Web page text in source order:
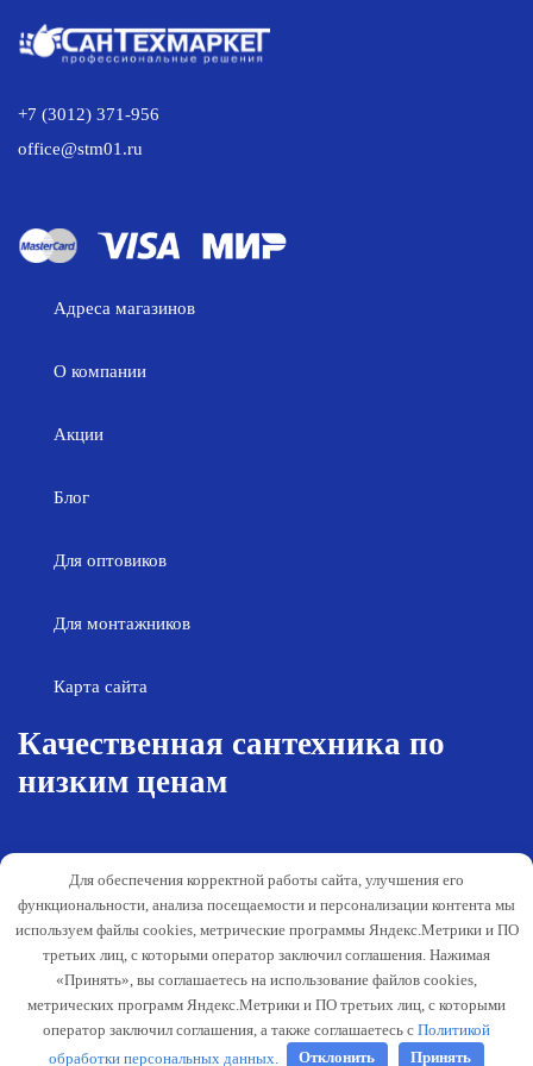
+7 (3012) 371-956
office@stm01.ru
Адреса магазинов
О компании
Акции
Блог
Для оптовиков
Для монтажников
Карта сайта
Качественная сантехника по
низким ценам
Гарантия и обслуживание
Публичная оферта
данных
Способы оплаты
Согласование деятельности
Для обеспечения корректной работы сайта, улучшения его
функциональности, анализа посещаемости и персонализации контента мы
используем файлы cookies, метрические программы Яндекс.Метрики и ПО
третьих лиц, с которыми оператор заключил соглашения. Нажимая
«Принять», вы соглашаетесь на использование файлов cookies,
метрических программ Яндекс.Метрики и ПО третьих лиц, с которыми
оператор заключил соглашения, а также соглашаетесь с Политикой
обработки персональных данных.
Отклонить Принять